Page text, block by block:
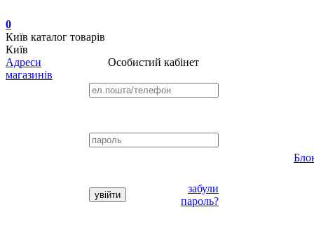
0
Київ каталог товарів
Київ
Адреси
магазинів
Особистий кабінет
забули
пароль?